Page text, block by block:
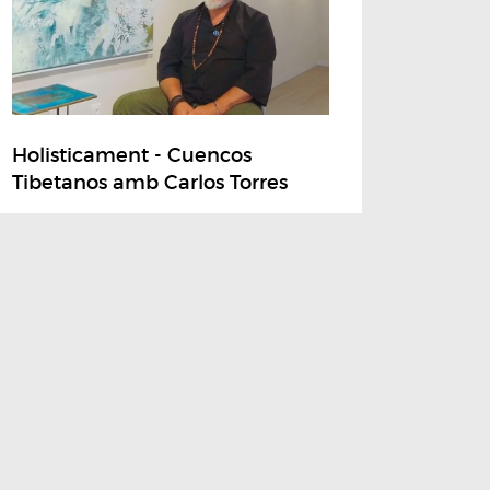
Holisticament - Cuencos
Tibetanos amb Carlos Torres